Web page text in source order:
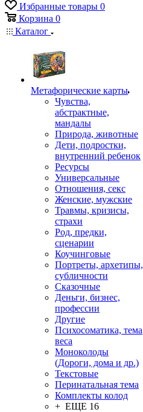
Избранные товары 0
Корзина 0
Каталог
Mетафорические карты
Чувства,
абстрактные,
мандалы
Природа, животные
Дети, подростки,
внутренний ребенок
Ресурсы
Универсальные
Отношения, секс
Женские, мужские
Травмы, кризисы,
страхи
Род, предки,
сценарии
Коучинговые
Портреты, архетипы,
субличности
Сказочные
Деньги, бизнес,
профессии
Другие
Психосоматика, тема
веса
Моноколоды
(Дороги, дома и др.)
Текстовые
Перинатальная тема
Комплекты колод
+ ЕЩЕ 16